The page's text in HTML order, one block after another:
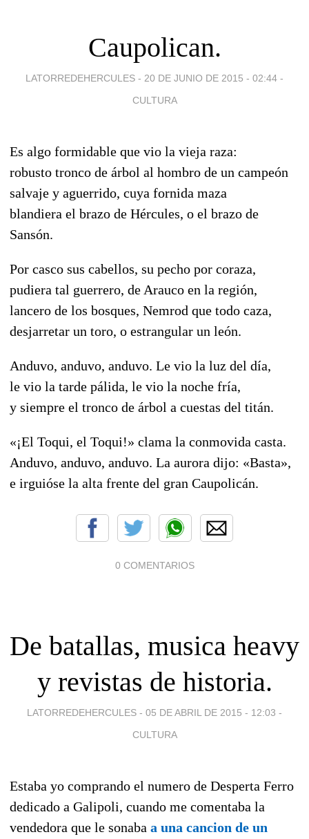
Caupolican.
LATORREDEHERCULES - 20 DE JUNIO DE 2015 - 02:44 -
CULTURA
Es algo formidable que vio la vieja raza:
robusto tronco de árbol al hombro de un campeón
salvaje y aguerrido, cuya fornida maza
blandiera el brazo de Hércules, o el brazo de
Sansón.
Por casco sus cabellos, su pecho por coraza,
pudiera tal guerrero, de Arauco en la región,
lancero de los bosques, Nemrod que todo caza,
desjarretar un toro, o estrangular un león.
Anduvo, anduvo, anduvo. Le vio la luz del día,
le vio la tarde pálida, le vio la noche fría,
y siempre el tronco de árbol a cuestas del titán.
«¡El Toqui, el Toqui!» clama la conmovida casta.
Anduvo, anduvo, anduvo. La aurora dijo: «Basta»,
e irguióse la alta frente del gran Caupolicán.
0 COMENTARIOS
De batallas, musica heavy
y revistas de historia.
LATORREDEHERCULES - 05 DE ABRIL DE 2015 - 12:03 -
CULTURA
Estaba yo comprando el numero de Desperta Ferro
dedicado a Galipoli, cuando me comentaba la
vendedora que le sonaba a una cancion de un